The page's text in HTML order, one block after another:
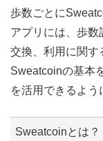
歩数ごとに
アプリには、歩
交換、利用に関す
Sweatcoinの基本
を活用できるよう
Sweatcoinとは？